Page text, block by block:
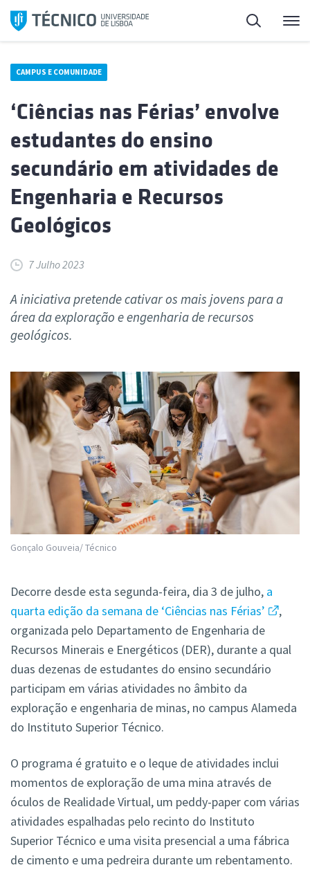
Saltar
para
Pesquisa
CAMPUS E COMUNIDADE
‘Ciências nas Férias’ envolve
estudantes do ensino
secundário em atividades de
Engenharia e Recursos
Geológicos
7 Julho 2023
A iniciativa pretende cativar os mais jovens para a
área da exploração e engenharia de recursos
geológicos.
Gonçalo Gouveia/ Técnico
Decorre desde esta segunda-feira, dia 3 de julho, a
quarta edição da semana de ‘Ciências nas Férias’
,
organizada pelo Departamento de Engenharia de
Recursos Minerais e Energéticos (DER), durante a qual
duas dezenas de estudantes do ensino secundário
participam em várias atividades no âmbito da
exploração e engenharia de minas, no campus Alameda
do Instituto Superior Técnico.
O programa é gratuito e o leque de atividades inclui
momentos de exploração de uma mina através de
óculos de Realidade Virtual, um peddy-paper com várias
atividades espalhadas pelo recinto do Instituto
Superior Técnico e uma visita presencial a uma fábrica
de cimento e uma pedreira durante um rebentamento.